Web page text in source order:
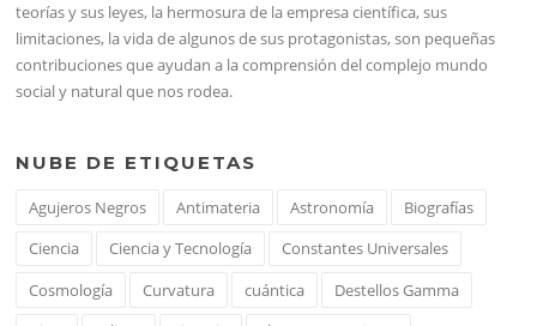
teorías y sus leyes, la hermosura de la empresa científica, sus
limitaciones, la vida de algunos de sus protagonistas, son pequeñas
contribuciones que ayudan a la comprensión del complejo mundo
social y natural que nos rodea.
NUBE DE ETIQUETAS
Agujeros Negros Antimateria Astronomía
Biografías
Ciencia
Ciencia y Tecnología
Constantes Universales
Cosmología
Curvatura cuántica
Destellos Gamma